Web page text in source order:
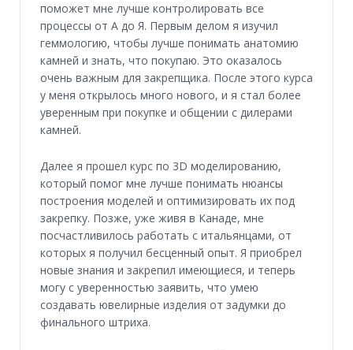
поможет мне лучше контролировать все
процессы от А до Я. Первым делом я изучил
геммологию, чтобы лучше понимать анатомию
камней и знать, что покупаю. Это оказалось
очень важным для закрепщика. После этого курса
у меня открылось много нового, и я стал более
уверенным при покупке и общении с дилерами
камней.
Далее я прошел курс по 3D моделированию,
который помог мне лучше понимать нюансы
построения моделей и оптимизировать их под
закрепку. Позже, уже живя в Канаде, мне
посчастливилось работать с итальянцами, от
которых я получил бесценный опыт. Я приобрел
новые знания и закрепил имеющиеся, и теперь
могу с уверенностью заявить, что умею
создавать ювелирные изделия от задумки до
финального штриха.